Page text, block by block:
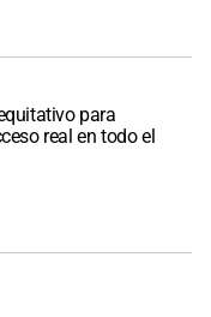
para
real en todo el